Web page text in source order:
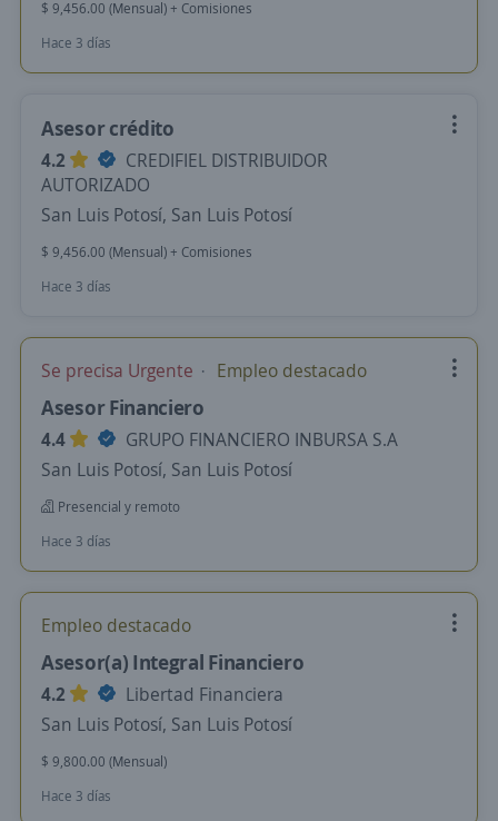
$ 9,456.00 (Mensual) + Comisiones
Hace 3 días
Asesor crédito
4.2
CREDIFIEL DISTRIBUIDOR
AUTORIZADO
San Luis Potosí, San Luis Potosí
$ 9,456.00 (Mensual) + Comisiones
Hace 3 días
Se precisa Urgente Empleo destacado
Asesor Financiero
4.4
GRUPO FINANCIERO INBURSA S.A
San Luis Potosí, San Luis Potosí
Presencial y remoto
Hace 3 días
Empleo destacado
Asesor(a) Integral Financiero
4.2
Libertad Financiera
San Luis Potosí, San Luis Potosí
$ 9,800.00 (Mensual)
Hace 3 días